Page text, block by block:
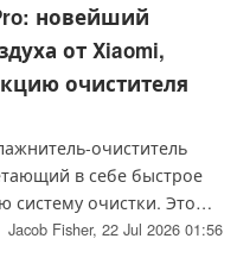
новейший
от Xiaomi,
очистителя
очиститель
в себе быстрое
систему очистки. Это
Jacob Fisher, 22 Jul 2026 01:56